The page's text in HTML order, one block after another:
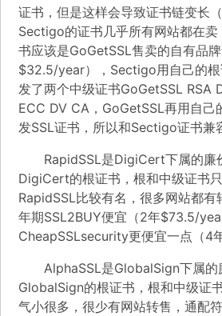
证书，但是这样会导致证书链变长
Sectigo的证书几乎所有网站都在卖
书应该是GoGetSSL售卖的自有品
$32.5/year），Sectigo用自己的
发了两个中级证书GoGetSSL RSA
ECC DV CA ，GoGetSSL再用自
发SSL证书，所以和Sectigo证书兼
RapidSSL是DigiCert下属的廉
DigiCert的根证书，根和中级证书只
RapidSSL比较有名，很多网站都有
年期SSL2BUY便宜（2年$73.5/
CheapSSLsecurity更便宜一点（4
AlphaSSL是GlobalSign下属的
GlobalSign的根证书，根和中级证
气小很多，很少有网站转售，通配